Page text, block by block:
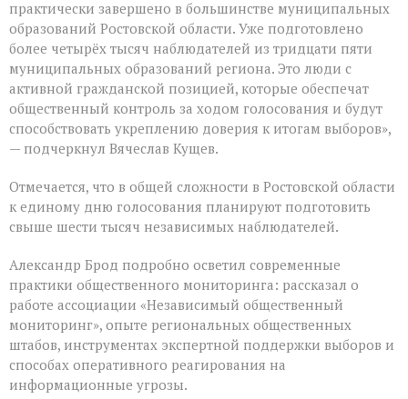
практически завершено в большинстве муниципальных
образований Ростовской области. Уже подготовлено
более четырёх тысяч наблюдателей из тридцати пяти
муниципальных образований региона. Это люди с
активной гражданской позицией, которые обеспечат
общественный контроль за ходом голосования и будут
способствовать укреплению доверия к итогам выборов»,
— подчеркнул Вячеслав Кущев.
Отмечается, что в общей сложности в Ростовской области
к единому дню голосования планируют подготовить
свыше шести тысяч независимых наблюдателей.
Александр Брод подробно осветил современные
практики общественного мониторинга: рассказал о
работе ассоциации «Независимый общественный
мониторинг», опыте региональных общественных
штабов, инструментах экспертной поддержки выборов и
способах оперативного реагирования на
информационные угрозы.